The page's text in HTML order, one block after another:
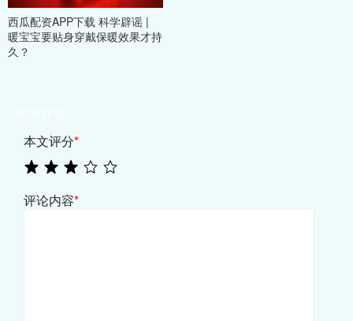
西瓜配资APP下载 科学辟谣 |
暖宝宝要贴身穿戴保暖效果才持
久？
本文评分*
评论内容*